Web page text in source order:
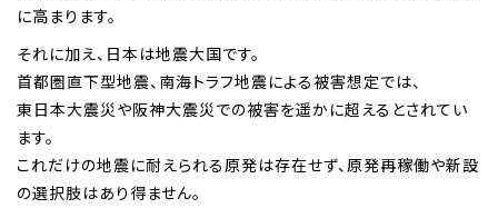
に高まります。
それに加え、日本は地震大国です。
首都圏直下型地震、南海トラフ地震による被害想定では、
東日本大震災や阪神大震災での被害を遥かに超えるとされてい
ます。
これだけの地震に耐えられる原発は存在せず、原発再稼働や新設
の選択肢はあり得ません。